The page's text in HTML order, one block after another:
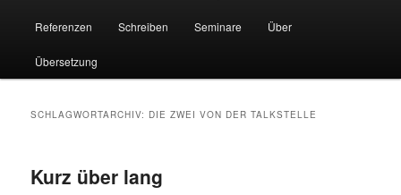
Referenzen Schreiben Seminare Über
Übersetzung
SCHLAGWORTARCHIV: DIE ZWEI VON DER TALKSTELLE
Kurz über lang